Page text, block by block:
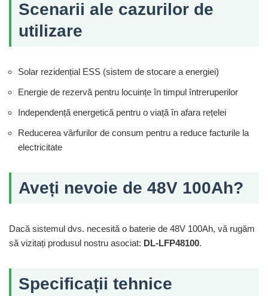
Scenarii ale cazurilor de
utilizare
Solar rezidențial ESS (sistem de stocare a energiei)
Energie de rezervă pentru locuințe în timpul întreruperilor
Independență energetică pentru o viață în afara rețelei
Reducerea vârfurilor de consum pentru a reduce facturile la
electricitate
Aveți nevoie de 48V 100Ah?
Dacă sistemul dvs. necesită o baterie de 48V 100Ah, vă rugăm
să vizitați produsul nostru asociat: DL-LFP48100.
Specificații tehnice